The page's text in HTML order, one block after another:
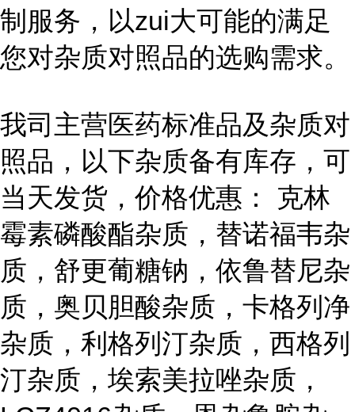
制服务，以zui大可能的满足
您对杂质对照品的选购需求。
我司主营医药标准品及杂质对
照品，以下杂质备有库存，可
当天发货，价格优惠： 克林
霉素磷酸酯杂质，替诺福韦杂
质，舒更葡糖钠，依鲁替尼杂
质，奥贝胆酸杂质，卡格列净
杂质，利格列汀杂质，西格列
汀杂质，埃索美拉唑杂质，